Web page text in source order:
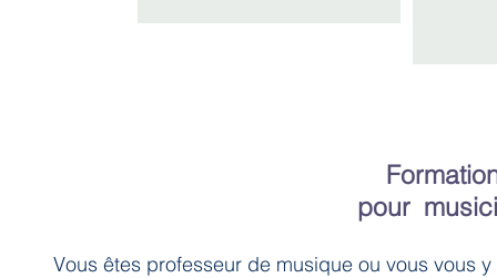
pour
Vous êtes professeur de musique ou vous vous